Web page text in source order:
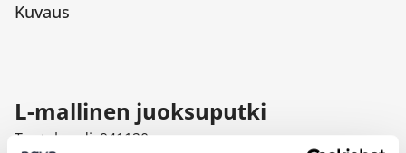
Kuvaus
L-mallinen juoksuputki
Tuotekoodi: 941120